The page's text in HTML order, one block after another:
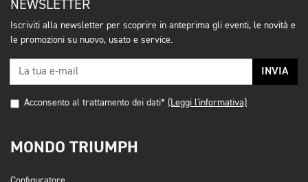
NEWSLETTER
Iscriviti alla newsletter per scoprire in anteprima gli eventi, le novità e
le promozioni su nuovo, usato e service.
INVIA
Acconsento al trattamento dei dati* (Leggi l'informativa)
MONDO TRIUMPH